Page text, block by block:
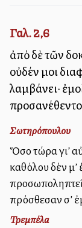
Γαλ. 2,6
ἀπὸ δὲ τῶν
οὐδέν μοι
λαμβάνει·
Σωτηρόπουλου
Ὅσο τώρα γι’
καθόλου δὲν μ’
προσωποληπτεῖ.
πρόσθεσαν σ’
Τρεμπέλα